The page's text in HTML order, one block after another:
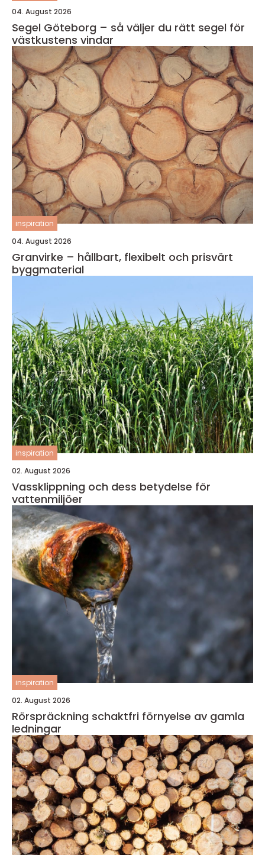
04. August 2026
Segel Göteborg – så väljer du rätt segel för
västkustens vindar
inspiration
04. August 2026
Granvirke – hållbart, flexibelt och prisvärt
byggmaterial
inspiration
02. August 2026
Vassklippning och dess betydelse för
vattenmiljöer
inspiration
02. August 2026
Rörspräckning schaktfri förnyelse av gamla
ledningar